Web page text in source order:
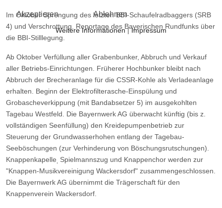
Im Oktober Sprengung des letzten BBI-Schaufelradbaggers (SRB
4) und Verschrottung.
Reportage des Bayerischen Rundfunks über
die BBI-Stilllegung.
Ab Oktober Verfüllung aller Grabenbunker, Abbruch und Verkauf
aller Betriebs-Einrichtungen.
Früherer Hochbunker bleibt nach
Abbruch der Brecheranlage für die CSSR-Kohle als Verladeanlage
erhalten.
Beginn der Elektrofilterasche-Einspülung und
Grobascheverkippung (mit Bandabsetzer 5) im ausgekohlten
Tagebau Westfeld.
Die Bayernwerk AG überwacht künftig (bis z.
vollständigen Seenfüllung) den Kreidepumpenbetrieb zur
Steuerung der Grundwasserhohen entlang der Tagebau-
Seeböschungen (zur Verhinderung von Böschungsrutschungen).
Knappenkapelle Spielmannszug und Knappenchor werden zur
"Knappen-Musikvereinigung Wackersdorf" zusammengeschlossen.
Die Bayernwerk AG übernimmt die Trägerschaft für den
Knappenverein Wackersdorf.
Akzeptieren Ablehnen
Weitere Informationen|Impressum